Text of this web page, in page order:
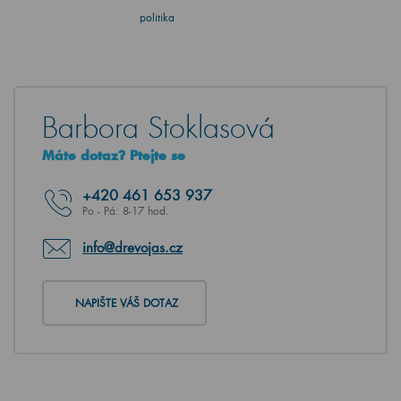
politika
Barbora Stoklasová
Máte dotaz? Ptejte se
+420 461 653 937
Po - Pá: 8-17 hod.
info@drevojas.cz
NAPIŠTE VÁŠ DOTAZ